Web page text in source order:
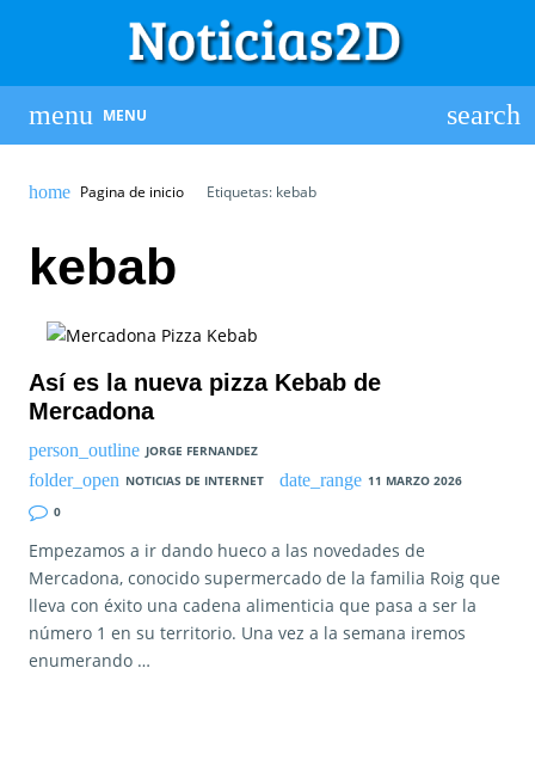
MENU
Pagina de inicio Etiquetas: kebab
kebab
Así es la nueva pizza Kebab de
Mercadona
JORGE FERNANDEZ
NOTICIAS DE INTERNET
11 MARZO 2026
0
Empezamos a ir dando hueco a las novedades de
Mercadona, conocido supermercado de la familia Roig que
lleva con éxito una cadena alimenticia que pasa a ser la
número 1 en su territorio. Una vez a la semana iremos
enumerando …